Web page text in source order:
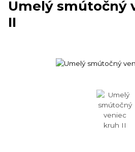
Umelý smútočný
II